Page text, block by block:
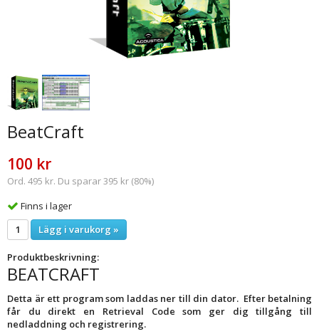
BeatCraft
100 kr
Ord. 495 kr. Du sparar 395 kr (80%)
Finns i lager
Lägg i varukorg »
Produktbeskrivning:
BEATCRAFT
Detta är ett program som laddas ner till din dator. Efter betalning
får du direkt en Retrieval Code som ger dig tillgång till
nedladdning och registrering.